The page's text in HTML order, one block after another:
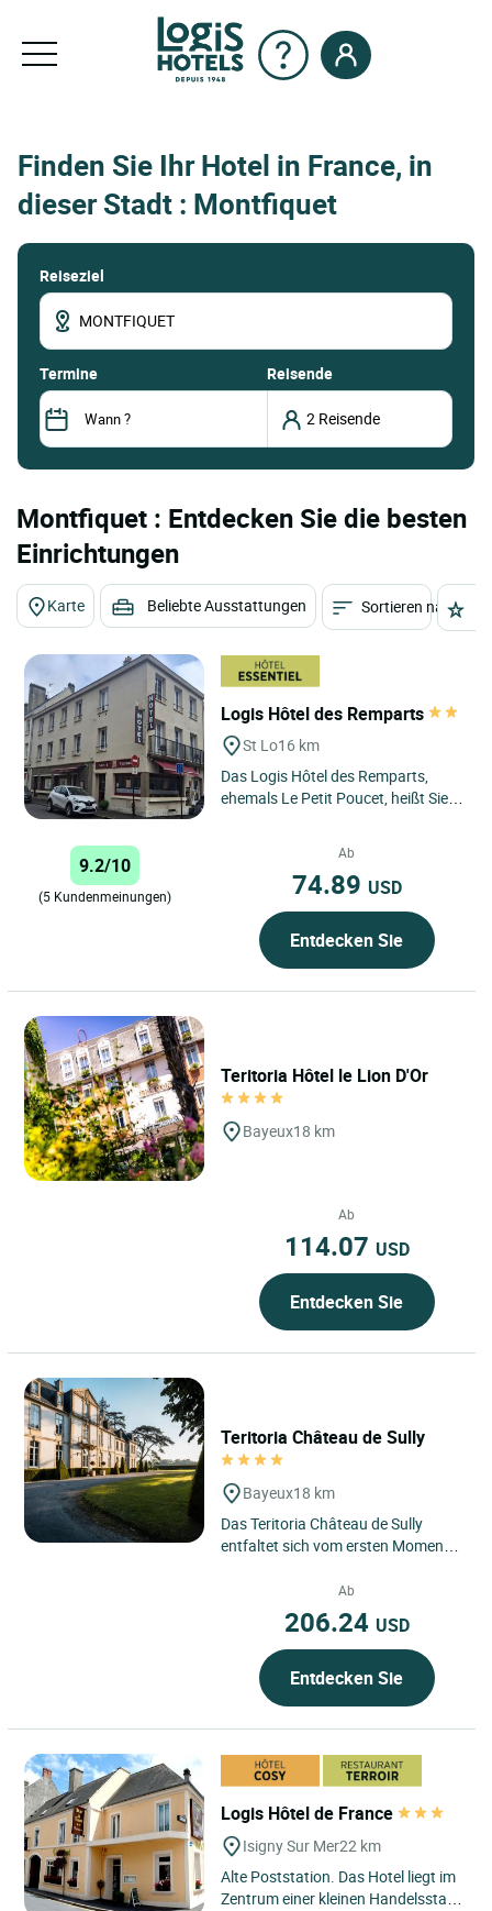
Finden Sie Ihr Hotel in France, in
dieser Stadt : Montfiquet
Reiseziel
termine Reisende
Montfiquet : Entdecken Sie die besten
Einrichtungen
Karte Beliebte Ausstattungen Sortieren nach
Logis Hôtel des Remparts
St Lo16 km
Das Logis Hôtel des Remparts,
ehemals Le Petit Poucet, heißt Sie
9.2/10
(5 Kundenmeinungen)
Ab
74.89 USD
Entdecken Sie
Teritoria Hôtel le Lion D'Or
Bayeux18 km
Ab
114.07 USD
Entdecken Sie
Teritoria Château de Sully
Bayeux18 km
Das Teritoria Château de Sully
entfaltet sich vom ersten Moment
eingebettet in eine elegante...
Ab
206.24 USD
Entdecken Sie
Logis Hôtel de France
Isigny Sur Mer22 km
Alte Poststation. Das Hotel liegt im
Zentrum einer kleinen Handelsstadt